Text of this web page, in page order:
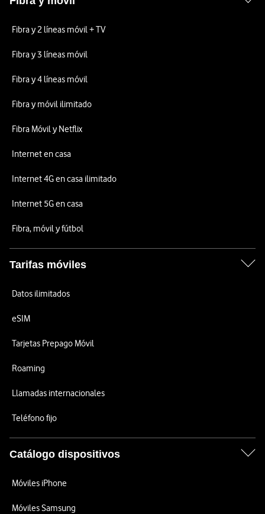
Fibra y 2 líneas móvil + TV
Fibra y 3 líneas móvil
Fibra y 4 líneas móvil
Fibra y móvil ilimitado
Fibra Móvil y Netflix
Internet en casa
Internet 4G en casa ilimitado
Internet 5G en casa
Fibra, móvil y fútbol
Tarifas móviles
Datos ilimitados
eSIM
Tarjetas Prepago Móvil
Roaming
Llamadas internacionales
Teléfono fijo
Catálogo dispositivos
Móviles iPhone
Móviles Samsung